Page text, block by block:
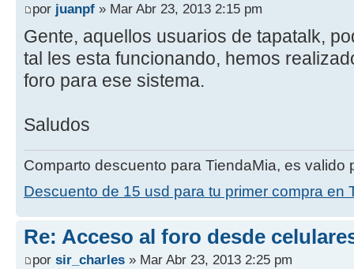
por juanpf » Mar Abr 23, 2013 2:15 pm
Gente, aquellos usuarios de tapatalk,
tal les esta funcionando, hemos
foro para ese sistema.
Saludos
Comparto descuento para TiendaMia, es valido
Descuento de 15 usd para tu primer compra en
Re: Acceso al foro desde
por sir_charles » Mar Abr 23, 2013 2:25 pm